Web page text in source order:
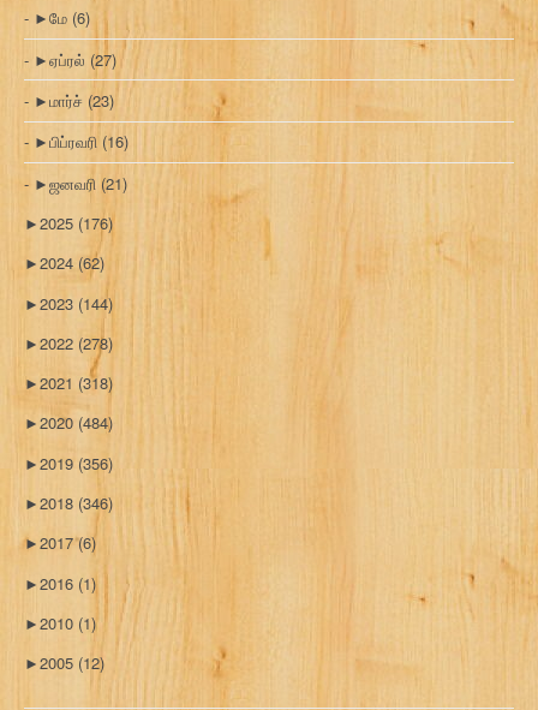
►மே (6)
►ஏப்ரல் (27)
►மார்ச் (23)
►பிப்ரவரி (16)
►ஜனவரி (21)
►2025 (176)
►2024 (62)
►2023 (144)
►2022 (278)
►2021 (318)
►2020 (484)
►2019 (356)
►2018 (346)
►2017(6)
►2016 (1)
►2010 (1)
►2005 (12)